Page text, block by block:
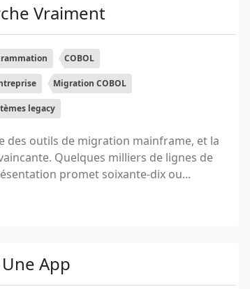
Vraiment
COBOL
Migration COBOL
legacy
des outils de migration mainframe, et la
Quelques milliers de lignes de
promet soixante-dix ou...
App